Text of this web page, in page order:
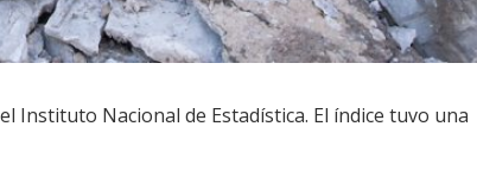
Instituto Nacional de Estadística. El índice tuvo una